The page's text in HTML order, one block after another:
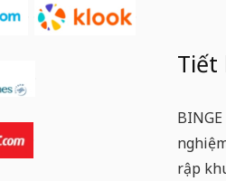
Tiết
rập